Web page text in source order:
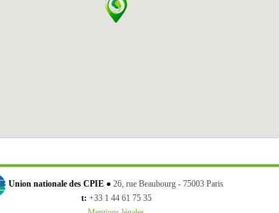
Union nationale des CPIE ● 26, rue Beaubourg - 75003 Paris
t: +33 1 44 61 75 35